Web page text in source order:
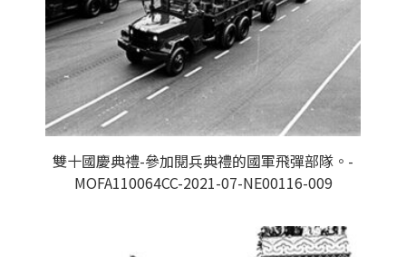
雙十國慶典禮-參加閱兵典禮的國軍飛彈部隊。-
MOFA110064CC-2021-07-NE00116-009